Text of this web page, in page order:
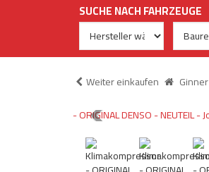
SUCHE NACH FAHRZEUGE
Weiter einkaufen Ginner